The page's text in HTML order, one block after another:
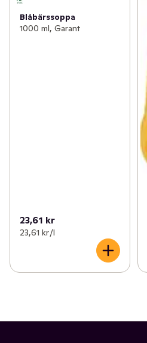
Blåbärssoppa
1000 ml, Garant
23,61 kr
23,61 kr /l